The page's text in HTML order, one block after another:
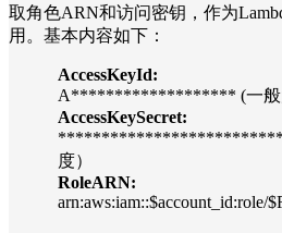
取角色ARN和访问密钥，作为
用。基本内容如下：
AccessKeyId:
A******************* (一般
AccessKeySecret:
***************************
度）
RoleARN:
arn:aws:iam::$account_id:role/